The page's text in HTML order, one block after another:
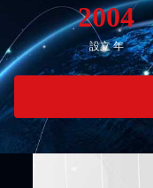
2004
設立 年